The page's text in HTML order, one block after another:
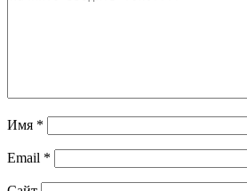
Имя *
Email *